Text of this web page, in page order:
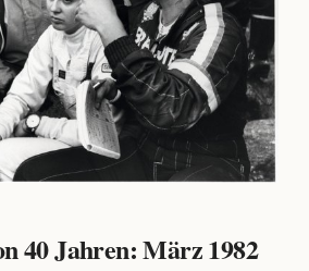
40 Jahren: März 1982